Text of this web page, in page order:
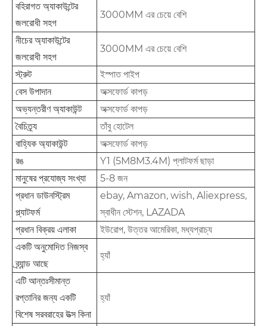
বহিরাগত অ্যাকাউন্টের
জলরোধী সহগ
3000MM এর চেয়ে বেশি
নীচের অ্যাকাউন্টের
জলরোধী সহগ
3000MM এর চেয়ে বেশি
স্ট্রুট
ইস্পাত পাইপ
বেস উপাদান
অক্সফোর্ড কাপড়
অভ্যন্তরীণ অ্যাকাউন্ট
অক্সফোর্ড কাপড়
বৈচিত্র্য
তাঁবু হোটেল
বাহ্যিক অ্যাকাউন্ট
অক্সফোর্ড কাপড়
রঙ
Y1 (5M8M3.4M) প্লাটফর্ম ছাড়া
মানুষের প্রযোজ্য সংখ্যা
5-8 জন
প্রধান ডাউনস্ট্রিম
প্ল্যাটফর্ম
ebay, Amazon, wish, Aliexpress,
স্বাধীন স্টেশন, LAZADA
প্রধান বিক্রয় এলাকা
ইউরোপ, উত্তর আমেরিকা, মধ্যপ্রাচ্য
একটি অনুমোদিত নিজস্ব
ব্র্যান্ড আছে
হ্যাঁ
এটি আন্তঃসীমান্ত
রপ্তানির জন্য একটি
বিশেষ সরবরাহের উত্স কিনা
হ্যাঁ